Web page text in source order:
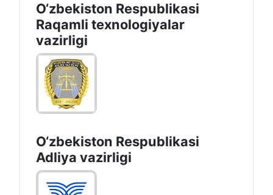
O‘zbekiston Respublikasi
Raqamli texnologiyalar
vazirligi
O‘zbekiston Respublikasi
Adliya vazirligi